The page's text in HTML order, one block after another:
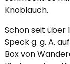
Knoblauch.
Schon seit über
Speck g. g. A.
Box von